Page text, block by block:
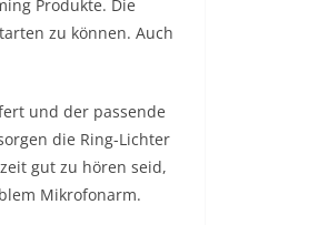
Produkte. Die
zu können. Auch
und der passende
die Ring-Lichter
gut zu hören seid,
Mikrofonarm.